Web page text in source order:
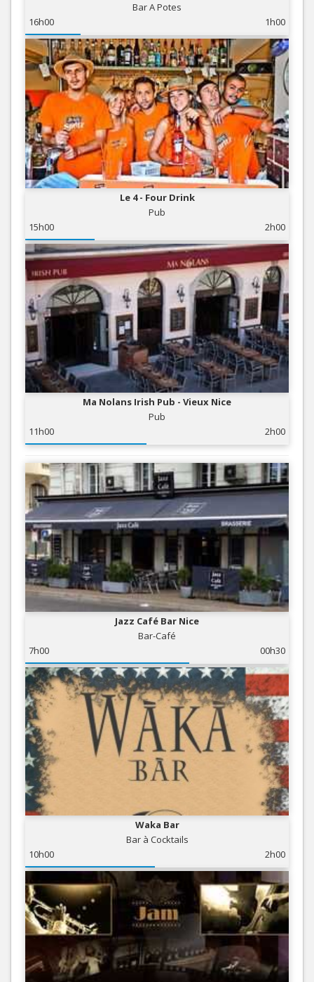
Bar A Potes
16h00
1h00
Le 4 - Four Drink
Pub
15h00
2h00
Ma Nolans Irish Pub - Vieux Nice
Pub
11h00
2h00
Jazz Café Bar Nice
Bar-Café
7h00
00h30
Waka Bar
Bar à Cocktails
10h00
2h00